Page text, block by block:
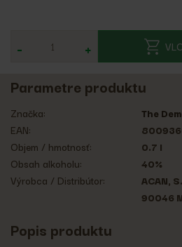
- +
Parametre produktu
Značka:
The
EAN:
Objem / hmotnosť:
0.7 l
Obsah alkoholu:
40%
Výrobca / Distribútor:
ACAN,
90046
Popis produktu